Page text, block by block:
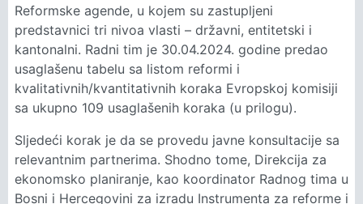
Reformske agende, u kojem su zastupljeni
predstavnici tri nivoa vlasti – državni, entitetski i
kantonalni. Radni tim je 30.04.2024. godine predao
usaglašenu tabelu sa listom reformi i
kvalitativnih/kvantitativnih koraka Evropskoj komisiji
sa ukupno 109 usaglašenih koraka (u prilogu).
Sljedeći korak je da se provedu javne konsultacije sa
relevantnim partnerima. Shodno tome, Direkcija za
ekonomsko planiranje, kao koordinator Radnog tima u
Bosni i Hercegovini za izradu Instrumenta za reforme i